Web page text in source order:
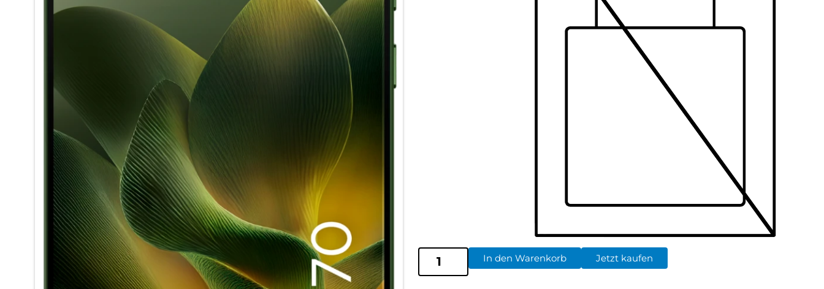
In den Warenkorb Jetzt kaufen